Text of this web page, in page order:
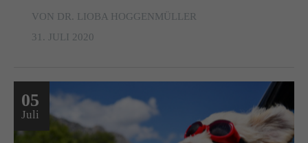
VON DR. LIOBA HOGGENMÜLLER
31. JULI 2020
05
Juli